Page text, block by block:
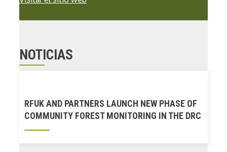
NOTICIAS
RFUK AND PARTNERS LAUNCH NEW PHASE OF
COMMUNITY FOREST MONITORING IN THE DRC